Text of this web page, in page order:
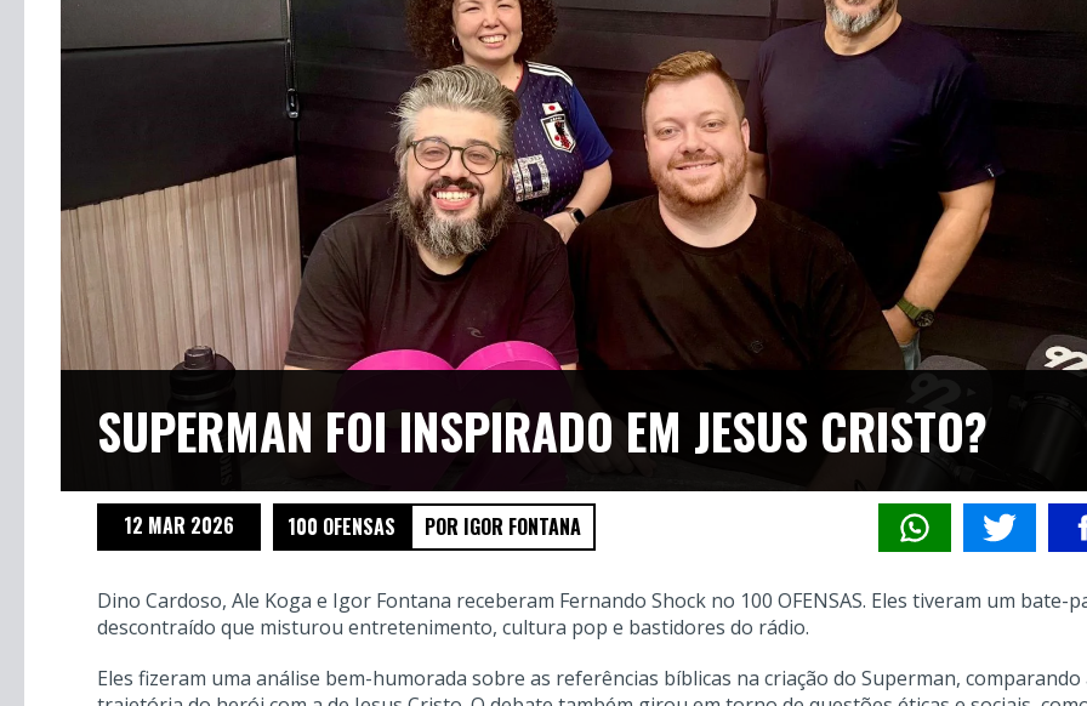
SUPERMAN FOI INSPIRADO EM JESUS CRISTO?
12 MAR 2026 100 OFENSAS POR IGOR FONTANA
Dino Cardoso, Ale Koga e Igor Fontana receberam Fernando Shock no 100 OFENSAS. Eles tiveram um bate-
descontraído que misturou entretenimento, cultura pop e bastidores do rádio.
Eles fizeram uma análise bem-humorada sobre as referências bíblicas na criação do Superman, comparando